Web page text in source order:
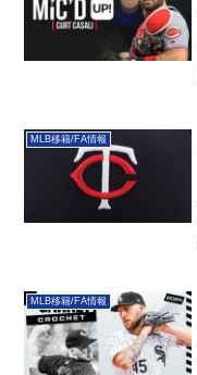
MLB移籍/FA情報
MLB移籍/FA情報